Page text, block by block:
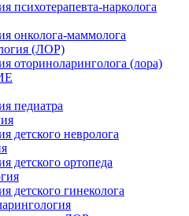
психотерапевта-нарколога
онколога-маммолога
(ЛОР)
оториноларинголога (лора)
педиатра
детского невролога
детского ортопеда
детского гинеколога